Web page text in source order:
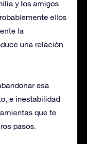
y los amigos
ellos
la
una relación
esa
e inestabilidad
que te
pasos.